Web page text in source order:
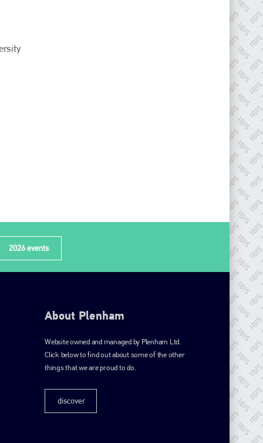
2026 events
About Plenham
Website owned and managed by Plenham Ltd.
Click below to find out about some of the other
things that we are proud to do.
discover